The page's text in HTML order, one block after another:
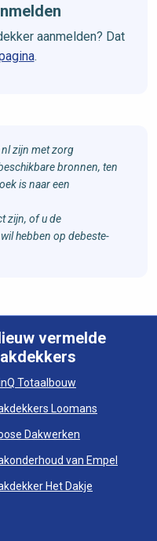
aanmelden? Dat
.
zijn met zorg
bronnen, ten
is naar een
zijn, of u de
hebben op debeste-
vermelde
Totaalbouw
Loomans
Dakwerken
van Empel
Het Dakje